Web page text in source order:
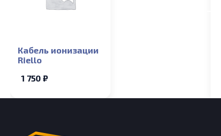
Кабель ионизации
Riello
1 750 ₽